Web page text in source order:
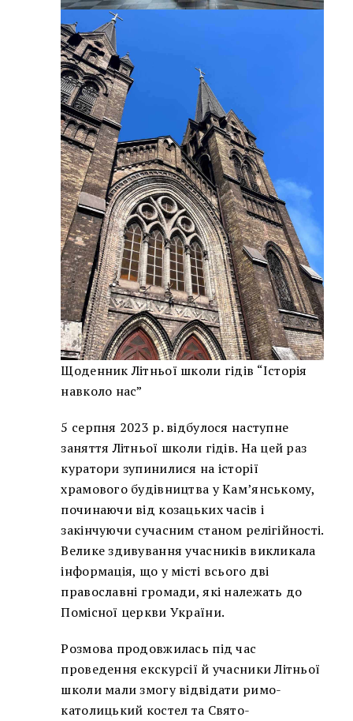
Щоденник Літньої школи гідів “Історія
навколо нас”
5 серпня 2023 р. відбулося наступне
заняття Літньої школи гідів. На цей раз
куратори зупинилися на історії
храмового будівництва у Кам’янському,
починаючи від козацьких часів і
закінчуючи сучасним станом релігійності.
Велике здивування учасників викликала
інформація, що у місті всього дві
православні громади, які належать до
Помісної церкви України.
Розмова продовжилась під час
проведення екскурсії й учасники Літньої
школи мали змогу відвідати римо-
католицький костел та Свято-